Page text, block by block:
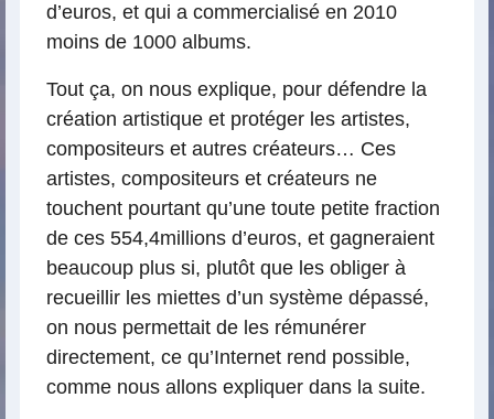
d’euros, et qui a commercialisé en 2010
moins de 1000 albums.
Tout ça, on nous explique, pour défendre la
création artistique et protéger les artistes,
compositeurs et autres créateurs… Ces
artistes, compositeurs et créateurs ne
touchent pourtant qu’une toute petite fraction
de ces 554,4millions d’euros, et gagneraient
beaucoup plus si, plutôt que les obliger à
recueillir les miettes d’un système dépassé,
on nous permettait de les rémunérer
directement, ce qu’Internet rend possible,
comme nous allons expliquer dans la suite.